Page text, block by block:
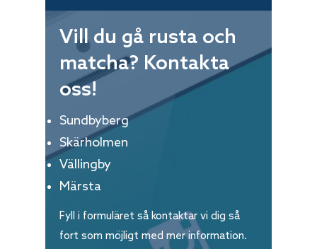
Vill du gå rusta och
matcha? Kontakta
oss!
Sundbyberg
Skärholmen
Vällingby
Märsta
Fyll i formuläret så kontaktar vi dig så
fort som möjligt med mer information.